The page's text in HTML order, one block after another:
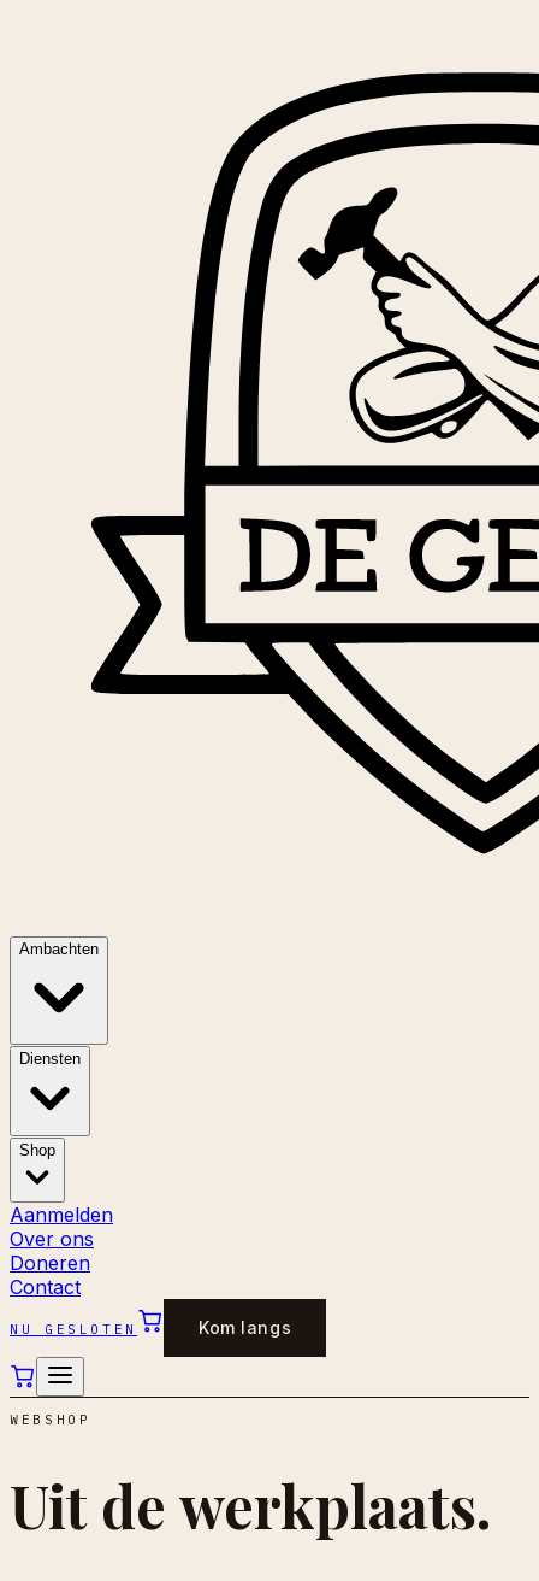
Ambachten
Diensten
Shop
Aanmelden
Over ons
Doneren
Contact
NU GESLOTEN Kom langs
WEBSHOP
Uit de werkplaats.